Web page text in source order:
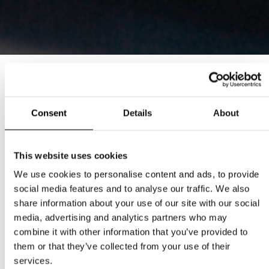
Consent Details About
This website uses cookies
We use cookies to personalise content and ads, to provide
social media features and to analyse our traffic. We also
share information about your use of our site with our social
media, advertising and analytics partners who may
combine it with other information that you’ve provided to
them or that they’ve collected from your use of their
services.
PRESSMEDDELANDE 30.08.24:
SVENSKA INITIATIV BANAR VÄG
FÖR EN LJUS FRAMTID
Från inköpare och designers till modeentusiaster – de
svenska initiativen samlar många aktörer på en unik
mötesplats i Stockholm.